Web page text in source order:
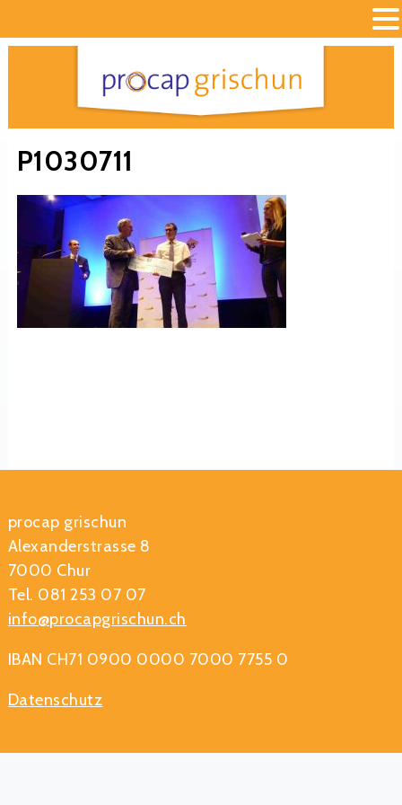
P1030711
procap grischun
Alexanderstrasse 8
7000 Chur
Tel. 081 253 07 07
info@procapgrischun.ch
IBAN CH71 0900 0000 7000 7755 0
Datenschutz